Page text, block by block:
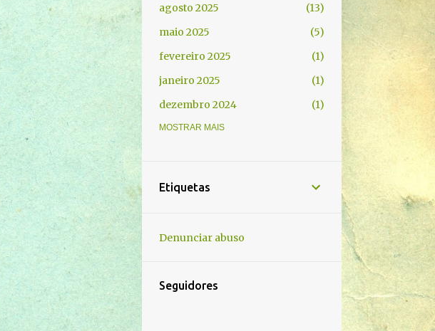
agosto 2025
13
maio 2025
5
fevereiro 2025
1
janeiro 2025
1
dezembro 2024
1
novembro 2024
MOSTRAR MAIS
Etiquetas
Denunciar abuso
Seguidores